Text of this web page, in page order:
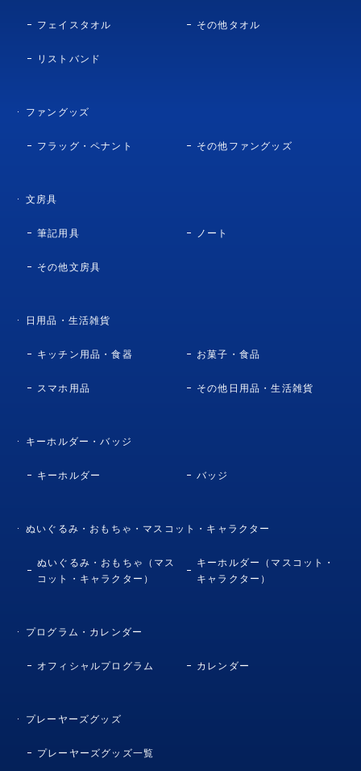
フェイスタオル その他タオル
リストバンド
ファングッズ
フラッグ・ペナント その他ファングッズ
文房具
筆記用具 ノート
その他文房具
日用品・生活雑貨
キッチン用品・食器 お菓子・食品
スマホ用品 その他日用品・生活雑貨
キーホルダー・バッジ
キーホルダー バッジ
ぬいぐるみ・おもちゃ・マスコット・キャラクター
ぬいぐるみ・おもちゃ（マス
コット・キャラクター）
キーホルダー（マスコット・
キャラクター）
プログラム・カレンダー
オフィシャルプログラム カレンダー
プレーヤーズグッズ
プレーヤーズグッズ一覧